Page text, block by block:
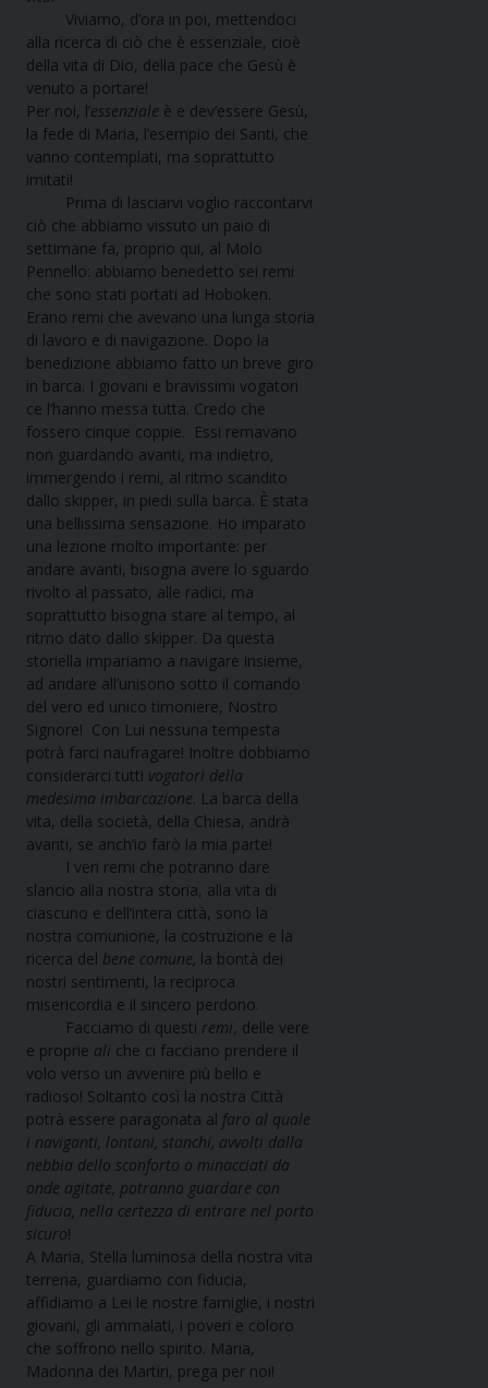
Viviamo, d’ora in poi, mettendoci
alla ricerca di ciò che è essenziale, cioè
della vita di Dio, della pace che Gesù è
venuto a portare!
Per noi, l’essenziale è e dev’essere Gesù,
la fede di Maria, l’esempio dei Santi, che
vanno contemplati, ma soprattutto
imitati!
Prima di lasciarvi voglio raccontarvi
ciò che abbiamo vissuto un paio di
settimane fa, proprio qui, al Molo
Pennello: abbiamo benedetto sei remi
che sono stati portati ad Hoboken.
Erano remi che avevano una lunga storia
di lavoro e di navigazione. Dopo la
benedizione abbiamo fatto un breve giro
in barca. I giovani e bravissimi vogatori
ce l’hanno messa tutta. Credo che
fossero cinque coppie. Essi remavano
non guardando avanti, ma indietro,
immergendo i remi, al ritmo scandito
dallo skipper, in piedi sulla barca. È stata
una bellissima sensazione. Ho imparato
una lezione molto importante: per
andare avanti, bisogna avere lo sguardo
rivolto al passato, alle radici, ma
soprattutto bisogna stare al tempo, al
ritmo dato dallo skipper. Da questa
storiella impariamo a navigare insieme,
ad andare all’unisono sotto il comando
del vero ed unico timoniere, Nostro
Signore! Con Lui nessuna tempesta
potrà farci naufragare! Inoltre dobbiamo
considerarci tutti vogatori della
medesima imbarcazione. La barca della
vita, della società, della Chiesa, andrà
avanti, se anch’io farò la mia parte!
I veri remi che potranno dare
slancio alla nostra storia, alla vita di
ciascuno e dell’intera città, sono la
nostra comunione, la costruzione e la
ricerca del bene comune, la bontà dei
nostri sentimenti, la reciproca
misericordia e il sincero perdono.
Facciamo di questi remi, delle vere
e proprie ali che ci facciano prendere il
volo verso un avvenire più bello e
radioso! Soltanto così la nostra Città
potrà essere paragonata al faro al quale
i naviganti, lontani, stanchi, avvolti dalla
nebbia dello sconforto o minacciati da
onde agitate, potranno guardare con
fiducia, nella certezza di entrare nel porto
sicuro!
A Maria, Stella luminosa della nostra vita
terrena, guardiamo con fiducia,
affidiamo a Lei le nostre famiglie, i nostri
giovani, gli ammalati, i poveri e coloro
che soffrono nello spirito. Maria,
Madonna dei Martiri, prega per noi!